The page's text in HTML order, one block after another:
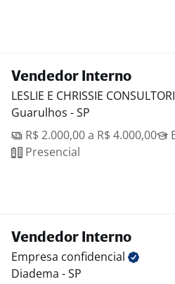
Vendedor Interno
LESLIE E CHRISSIE
Guarulhos - SP
R$ 2.000,00 a R$ 4.000,00
Presencial
Vendedor Interno
Empresa confidencial
Diadema - SP